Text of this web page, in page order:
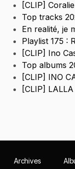
[CLIP]
Top tracks
En realité, je
Playlist 175 :
[CLIP] Ino
Top albums
[CLIP] INO
[CLIP]
Archives